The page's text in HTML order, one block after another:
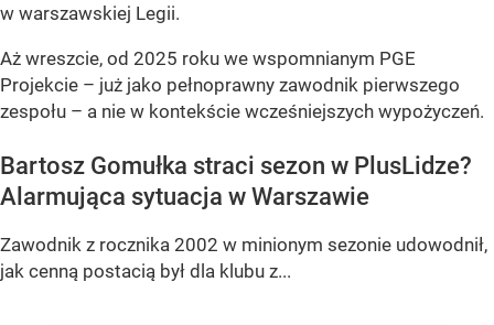
w warszawskiej Legii.
Aż wreszcie, od 2025 roku we wspomnianym PGE
Projekcie – już jako pełnoprawny zawodnik pierwszego
zespołu – a nie w kontekście wcześniejszych wypożyczeń.
Bartosz Gomułka straci sezon w PlusLidze?
Alarmująca sytuacja w Warszawie
Zawodnik z rocznika 2002 w minionym sezonie udowodnił,
jak cenną postacią był dla klubu z...